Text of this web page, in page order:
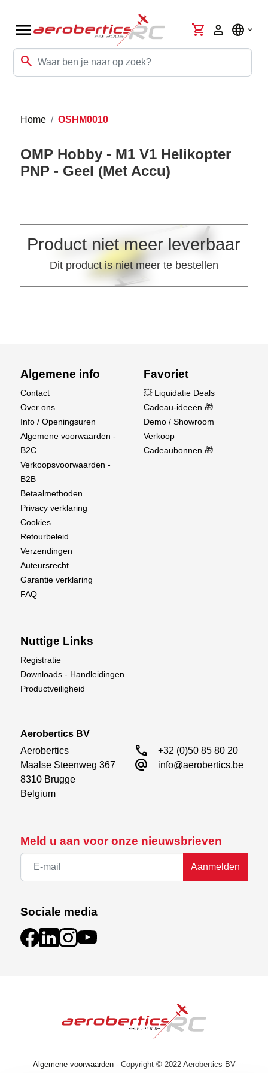
menu
search
shopping_cart person language
Home OSHM0010
OMP Hobby - M1 V1 Helikopter
PNP - Geel (Met Accu)
Product niet meer leverbaar
Dit product is niet meer te bestellen
Meld u aan voor onze nieuwsbrieven
Aanmelden
Sociale media
Algemene info
Contact
Over ons
Info / Openingsuren
Algemene voorwaarden -
B2C
Verkoopsvoorwaarden -
B2B
Betaalmethoden
Privacy verklaring
Cookies
Retourbeleid
Verzendingen
Auteursrecht
Garantie verklaring
FAQ
Favoriet
💥 Liquidatie Deals
Cadeau-ideeën 🎁
Demo / Showroom
Verkoop
Cadeaubonnen 🎁
Nuttige Links
Registratie
Downloads - Handleidingen
Productveiligheid
Aerobertics BV
Aerobertics
Maalse Steenweg 367
8310 Brugge
Belgium
call +32 (0)50 85 80 20
alternate_email info@aerobertics.be
Algemene voorwaarden - Copyright © 2022 Aerobertics BV